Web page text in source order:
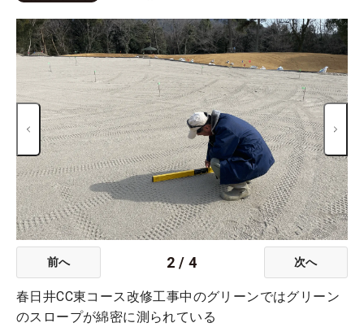
前へ 2 /4 次へ
春日井CC東コース改修工事中のグリーンではグリーン
のスロープが綿密に測られている